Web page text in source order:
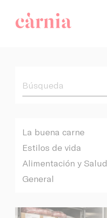
La buena carne
Estilos de vida
Alimentación y Salud
General